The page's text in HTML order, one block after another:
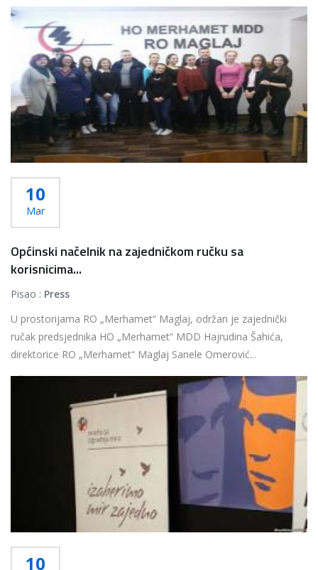
10
Mar
Općinski načelnik na zajedničkom ručku sa
korisnicima...
Pisao : Press
U prostorijama RO „Merhamet“ Maglaj, održan je zajednički
ručak predsjednika HO „Merhamet“ MDD Hajrudina Šahića,
direktorice RO „Merhamet“ Maglaj Sanele Omerović...
Više...
10